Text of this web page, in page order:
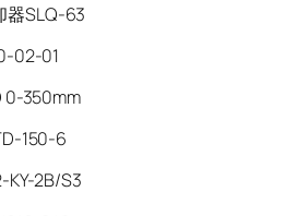
器SLQ-63
02-01
0-350mm
150-6
KY-2B/S3